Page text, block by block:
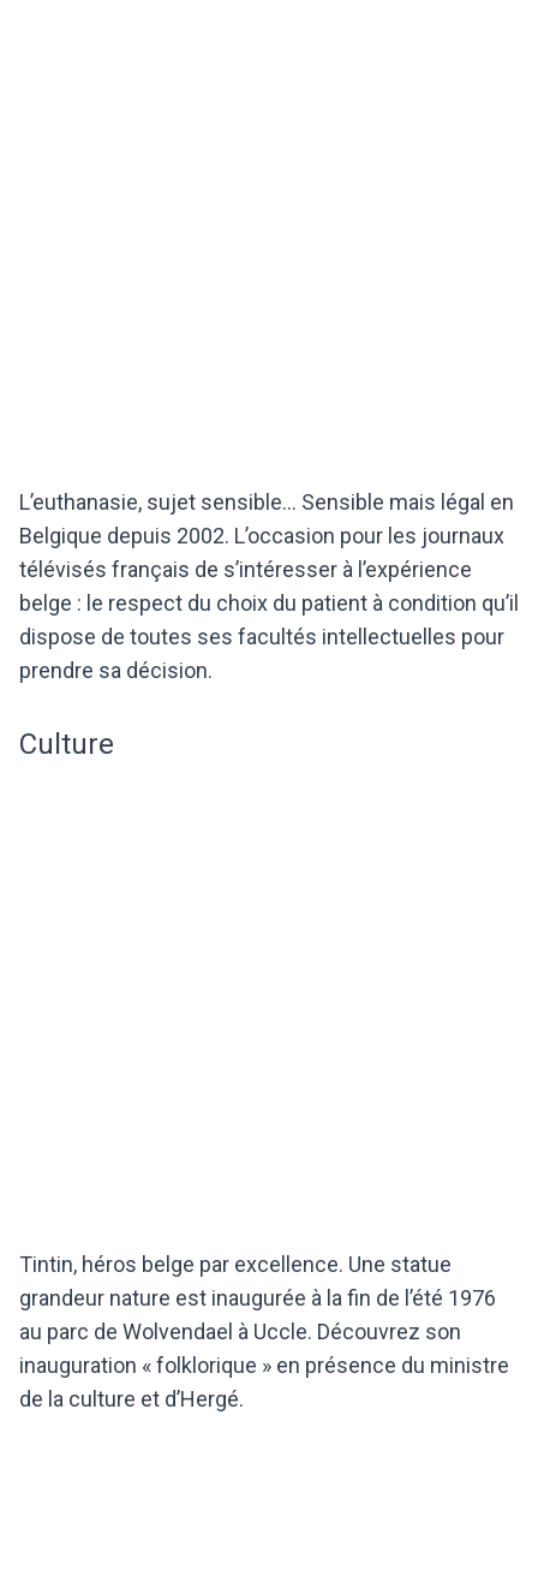
L’euthanasie, sujet sensible... Sensible mais légal en
Belgique depuis 2002. L’occasion pour les journaux
télévisés français de s’intéresser à l’expérience
belge : le respect du choix du patient à condition qu’il
dispose de toutes ses facultés intellectuelles pour
prendre sa décision.
Culture
Tintin, héros belge par excellence. Une statue
grandeur nature est inaugurée à la fin de l’été 1976
au parc de Wolvendael à Uccle. Découvrez son
inauguration « folklorique » en présence du ministre
de la culture et d’Hergé.